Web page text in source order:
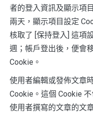
者的登入資訊及顯示項
兩天，顯示項目設定
核取了 [保持登入] 這項
週；帳戶登出後，便會
Cookie。
使用者編輯或發佈文章
Cookie。這個 Cookie
使用者撰寫的文章的文